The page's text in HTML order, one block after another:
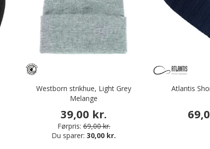
Westborn strikhue, Light Grey
Melange
39,00 kr.
Førpris: 69,00 kr.
Du sparer:30,00 kr.
Atlantis